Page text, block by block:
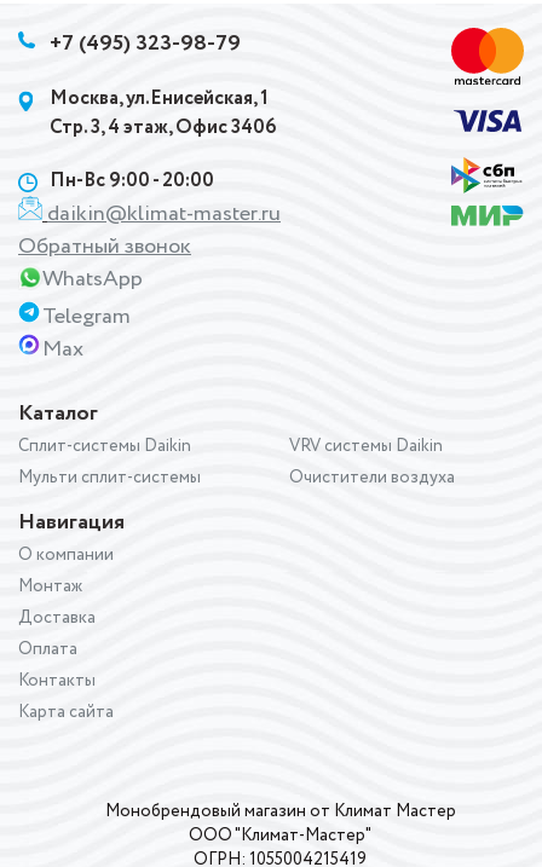
Каталог
Сплит-системы Daikin
Мульти сплит-системы
VRV системы Daikin
Очистители воздуха
Навигация
О компании
Монтаж
Доставка
Оплата
Контакты
Карта сайта
+7 (495) 323-98-79
Москва, ул.Енисейская, 1
Стр. 3, 4 этаж, Офис 3406
Пн-Вс 9:00 - 20:00
daikin@klimat-master.ru
Обратный звонок
WhatsApp
Telegram
Max
Монобрендовый магазин от Климат Мастер
ООО "Климат-Мастер"
ОГРН: 1055004215419